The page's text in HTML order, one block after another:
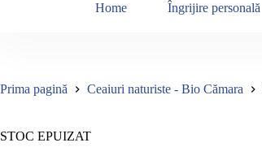
Home Îngrijire personală
Prima pagină Ceaiuri naturiste - Bio Cămara
STOC EPUIZAT